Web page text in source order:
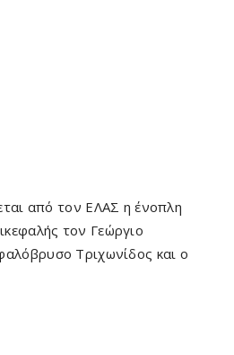
από τον ΕΛΑΣ η ένοπλη
τον Γεώργιο
Τριχωνίδος και ο